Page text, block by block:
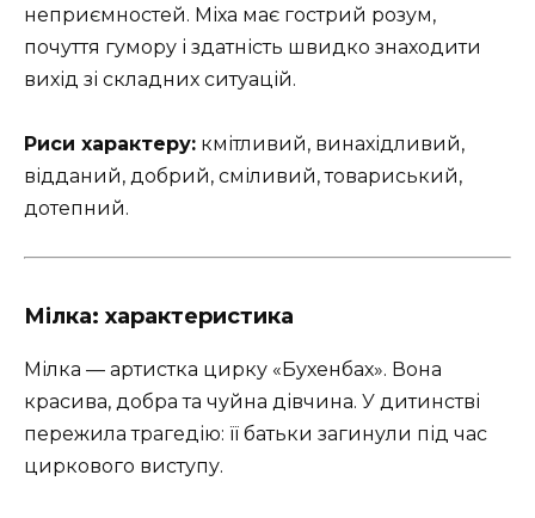
неприємностей. Міха має гострий розум,
почуття гумору і здатність швидко знаходити
вихід зі складних ситуацій.
Риси характеру: кмітливий, винахідливий,
відданий, добрий, сміливий, товариський,
дотепний.
Мілка: характеристика
Мілка — артистка цирку «Бухенбах». Вона
красива, добра та чуйна дівчина. У дитинстві
пережила трагедію: її батьки загинули під час
циркового виступу.